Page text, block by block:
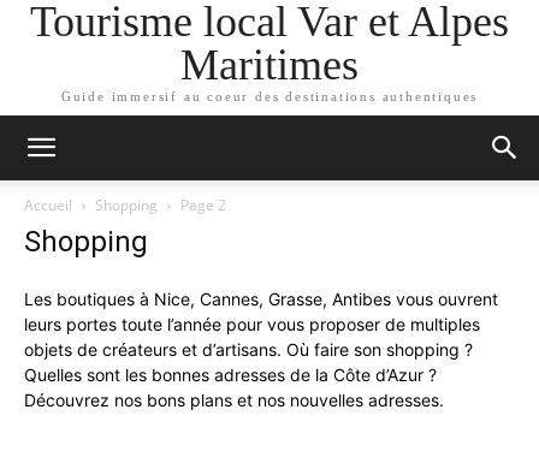
Tourisme local Var et Alpes
Maritimes
Guide immersif au coeur des destinations authentiques
Accueil Shopping Page 2
Shopping
Les boutiques à Nice, Cannes, Grasse, Antibes vous ouvrent
leurs portes toute l’année pour vous proposer de multiples
objets de créateurs et d’artisans. Où faire son shopping ?
Quelles sont les bonnes adresses de la Côte d’Azur ?
Découvrez nos bons plans et nos nouvelles adresses.